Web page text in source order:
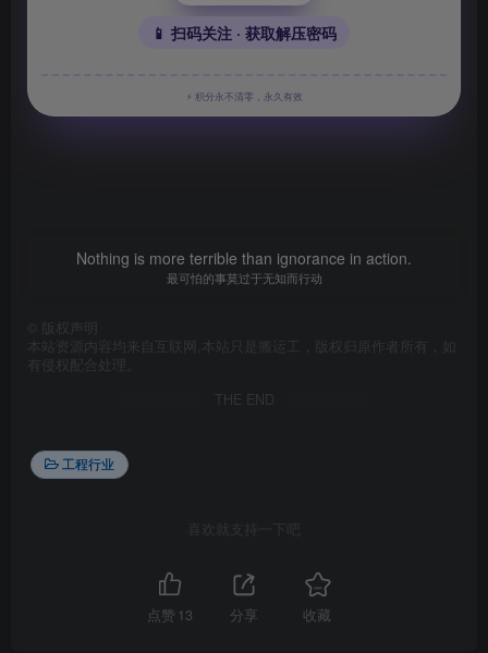
📱 扫码关注 · 获取解压密码
⚡ 积分永不清零，永久有效
Nothing is more terrible than ignorance in action.
最可怕的事莫过于无知而行动
版权声明
本站资源内容均来自互联网,本站只是搬运工，版权归原作者所有，如
有侵权配合处理。
THE END
工程行业
喜欢就支持一下吧
点赞 13 分享 收藏